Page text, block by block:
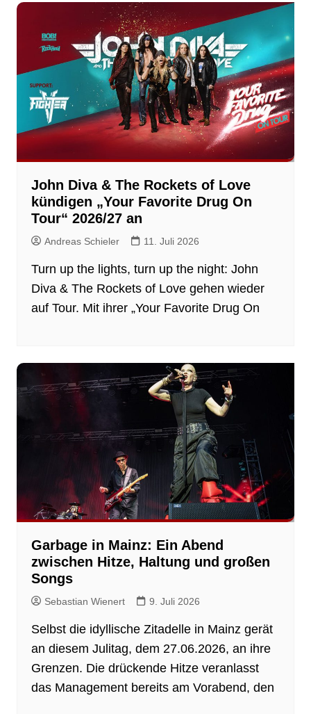
John Diva & The Rockets of Love
kündigen „Your Favorite Drug On
Tour“ 2026/27 an
Andreas Schieler 11. Juli 2026
Turn up the lights, turn up the night: John
Diva & The Rockets of Love gehen wieder
auf Tour. Mit ihrer „Your Favorite Drug On
Garbage in Mainz: Ein Abend
zwischen Hitze, Haltung und großen
Songs
Sebastian Wienert 9. Juli 2026
Selbst die idyllische Zitadelle in Mainz gerät
an diesem Julitag, dem 27.06.2026, an ihre
Grenzen. Die drückende Hitze veranlasst
das Management bereits am Vorabend, den